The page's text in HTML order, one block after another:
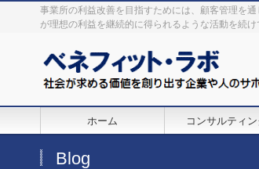
事業所の利益改善を目指すためには、顧客管理を
が理想の利益を継続的に得られるような活動を続け
ホーム コンサルティ
Blog